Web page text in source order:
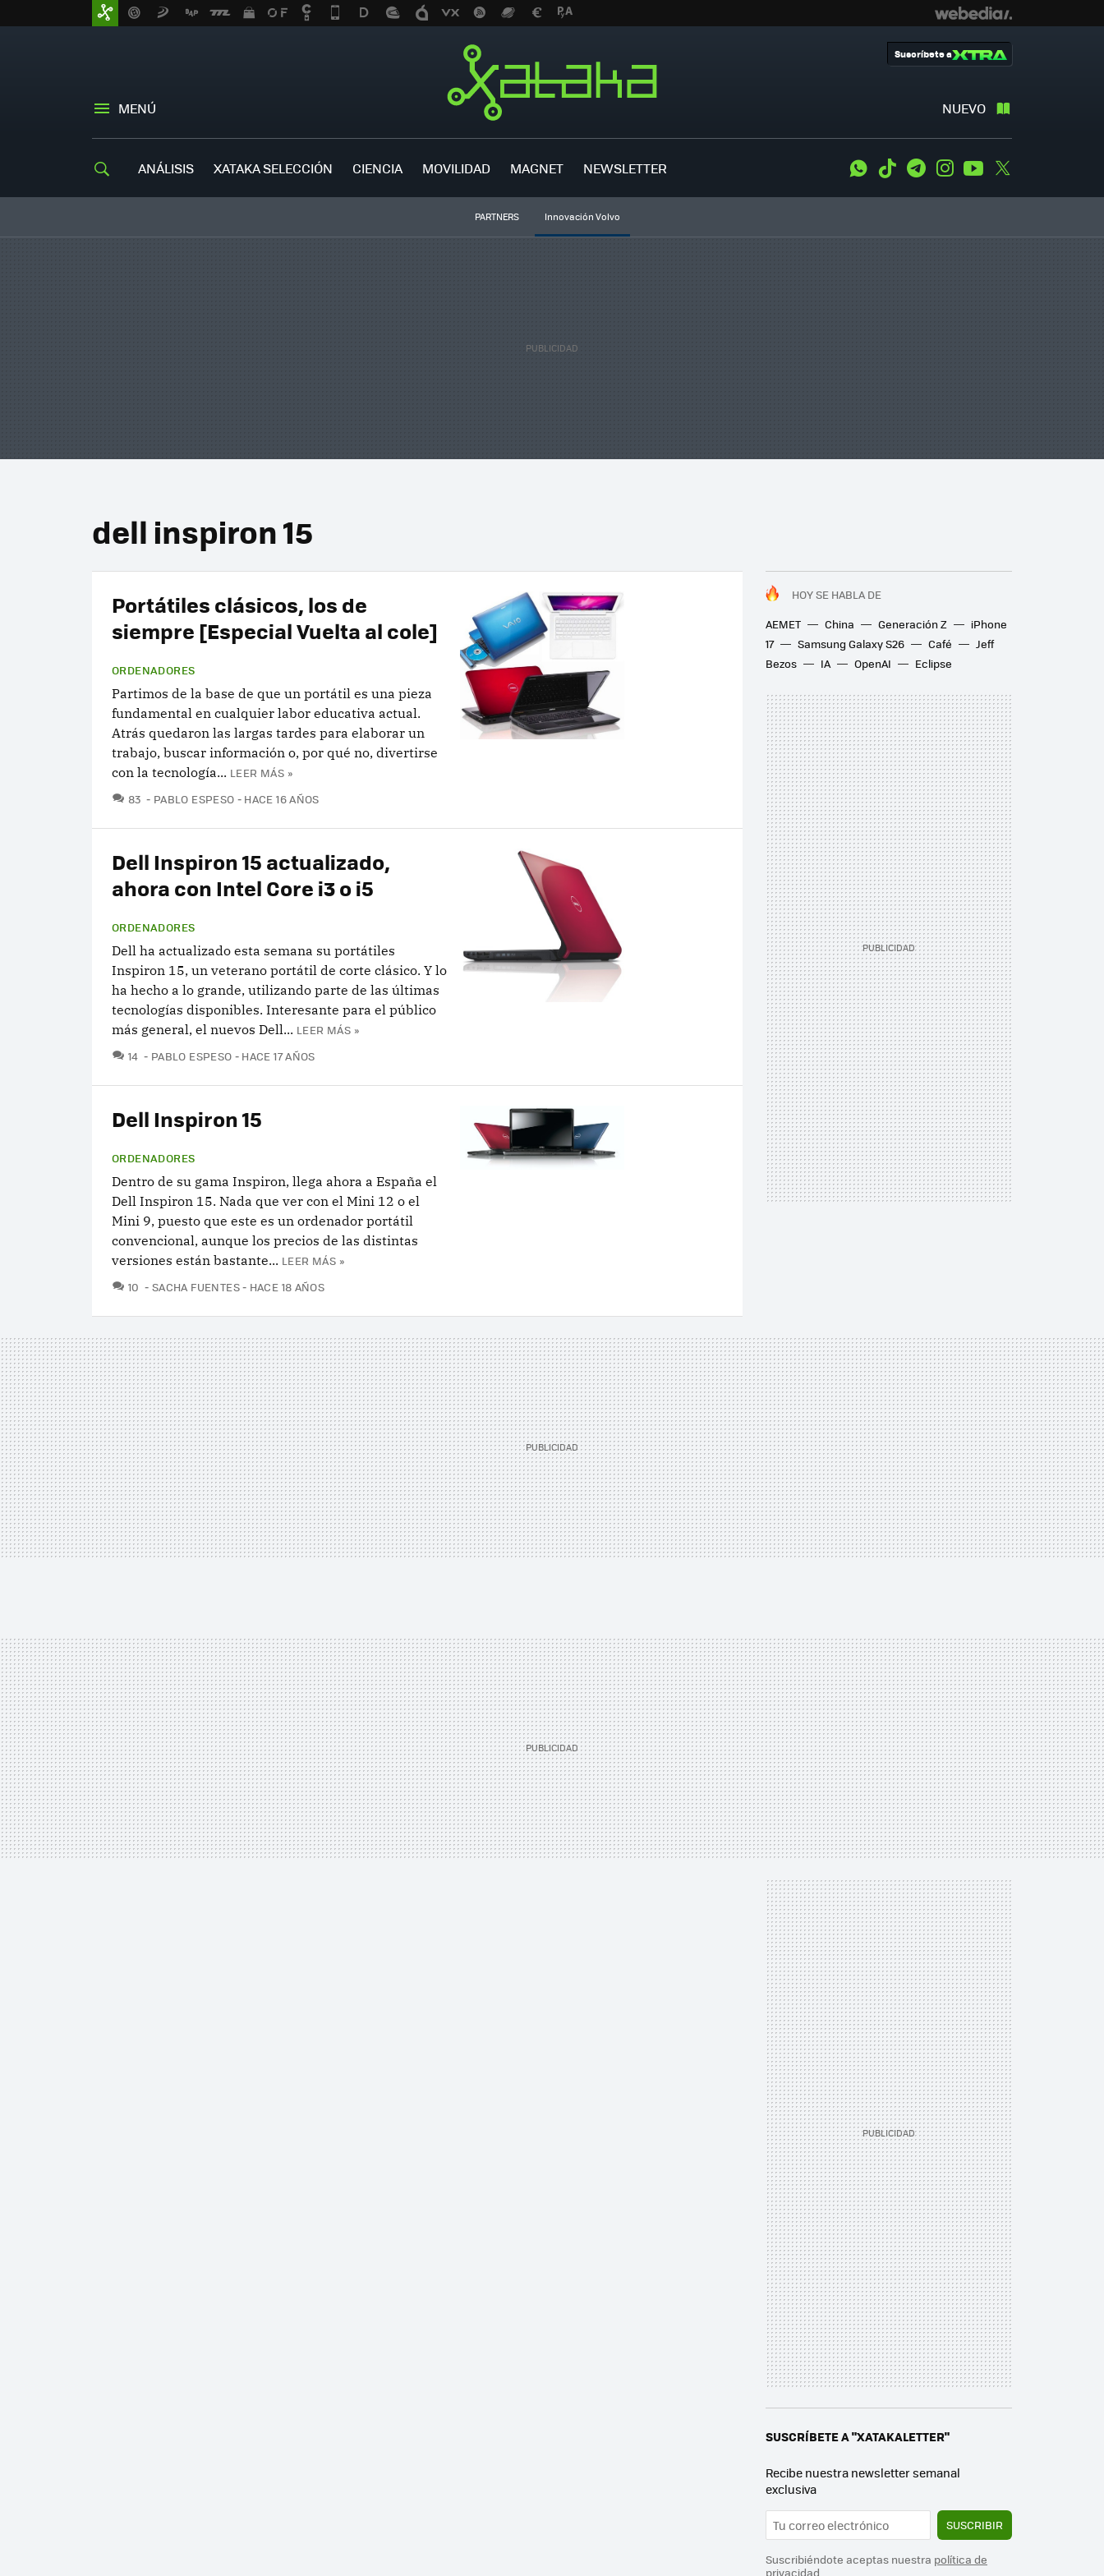
MENÚ NUEVO
Suscríbete a
ANÁLISIS XATAKA SELECCIÓN CIENCIA MOVILIDAD MAGNET NEWSLETTER WhatsApp
Tiktok TelegramInstagramYoutube
PARTNERS Innovación Volvo
dell inspiron 15
HOY SE HABLA DE
AEMET
China Generación Z
iPhone
17
Samsung Galaxy S26 Café
Jeff
Bezos
IA OpenAI Eclipse
Portátiles clásicos, los de
siempre [Especial Vuelta al cole]
ORDENADORES
Partimos de la base de que un portátil es una pieza
fundamental en cualquier labor educativa actual.
Atrás quedaron las largas tardes para elaborar un
trabajo, buscar información o, por qué no, divertirse
con la tecnología... LEER MÁS »
83 COMENTARIOS
PABLO ESPESO HACE 16 AÑOS
Dell Inspiron 15 actualizado,
ahora con Intel Core i3 o i5
ORDENADORES
Dell ha actualizado esta semana su portátiles
Inspiron 15, un veterano portátil de corte clásico. Y lo
ha hecho a lo grande, utilizando parte de las últimas
tecnologías disponibles. Interesante para el público
más general, el nuevos Dell... LEER MÁS »
14 COMENTARIOS
PABLO ESPESO HACE 17 AÑOS
Dell Inspiron 15
ORDENADORES
Dentro de su gama Inspiron, llega ahora a España el
Dell Inspiron 15. Nada que ver con el Mini 12 o el
Mini 9, puesto que este es un ordenador portátil
convencional, aunque los precios de las distintas
versiones están bastante... LEER MÁS »
10 COMENTARIOS
SACHA FUENTES HACE 18 AÑOS
SUSCRÍBETE A "XATAKALETTER"
Recibe nuestra newsletter semanal
exclusiva
SUSCRIBIR
Suscribiéndote aceptas nuestra política de
privacidad